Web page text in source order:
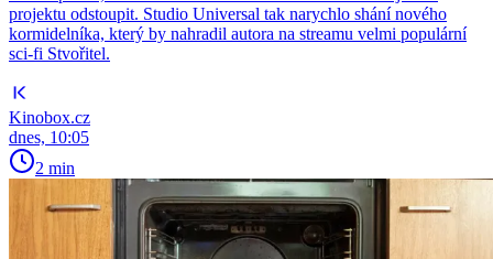
projektu odstoupit. Studio Universal tak narychlo shání nového
kormidelníka, který by nahradil autora na streamu velmi populární
sci-fi Stvořitel.
Kinobox.cz
dnes, 10:05
2 min